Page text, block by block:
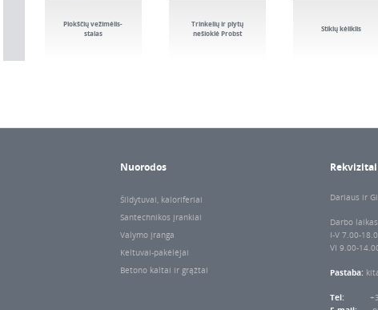
Plokščių vežimėlis-
stalas
Trinkelių ir plytų
nešioklė Probst
Stiklų kėliklis
Nuorodos
Šildytuvai, kaloriferiai
Santechnikos įrankiai
Valymo įranga
Keltuvai-pakėlėjai
Betono kaltai ir grąžtai
Rekvizitai
Dariaus ir
Darbo laikas
I-V 7.00-
VI 9.00-
Pastaba:
Tel: